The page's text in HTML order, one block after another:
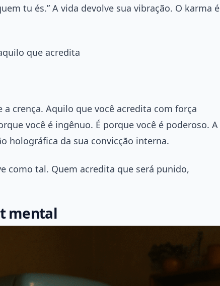
tu és.” A vida devolve sua vibração. O karma é
que acredita
crença. Aquilo que você acredita com força
você é ingênuo. É porque você é poderoso. A
holográfica da sua convicção interna.
como tal. Quem acredita que será punido,
mental